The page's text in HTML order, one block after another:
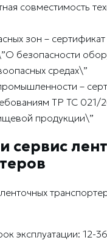
совместимость
зон – сертификат
безопасности
средах\”
–
ТР ТС 021/
продукции\”
сервис
эксплуатации: 12-